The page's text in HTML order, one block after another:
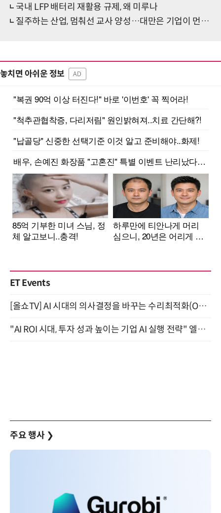
국내 LFP 배터리 재활용 규제, 왜 미루나
질주하는 산업, 멈춰선 교사 양성…대만은 기업이 먼저 나섰다
놓치면 아쉬운 정보 AD
ET Events
[올쇼TV] AI 시대의 의사결정을 바꾸는 수리최적화(Optimization) 소개 (8/20 생방송)
"AI ROI 시대, 투자 성과 높이는 기업 AI 실행 전략" 엘타워 6층 (9월 18일)
주요 행사 ❯